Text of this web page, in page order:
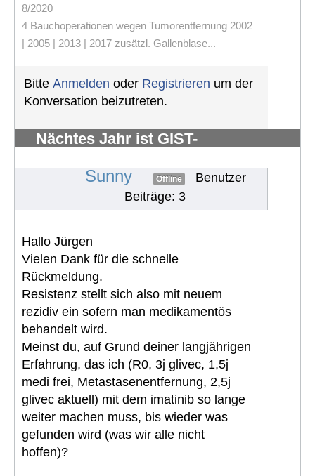
8/2020
4 Bauchoperationen wegen Tumorentfernung 2002
| 2005 | 2013 | 2017 zusätzl. Gallenblase...
Bitte Anmelden oder Registrieren um der
Konversation beizutreten.
Nächtes Jahr ist GIST-
Sunny Offline
Benutzer
Beiträge: 3
Hallo Jürgen
Vielen Dank für die schnelle
Rückmeldung.
Resistenz stellt sich also mit neuem
rezidiv ein sofern man medikamentös
behandelt wird.
Meinst du, auf Grund deiner langjährigen
Erfahrung, das ich (R0, 3j glivec, 1,5j
medi frei, Metastasenentfernung, 2,5j
glivec aktuell) mit dem imatinib so lange
weiter machen muss, bis wieder was
gefunden wird (was wir alle nicht
hoffen)?